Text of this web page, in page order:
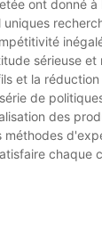
ont donné à
sérieuse et
et la
de
des
méthodes
chaque